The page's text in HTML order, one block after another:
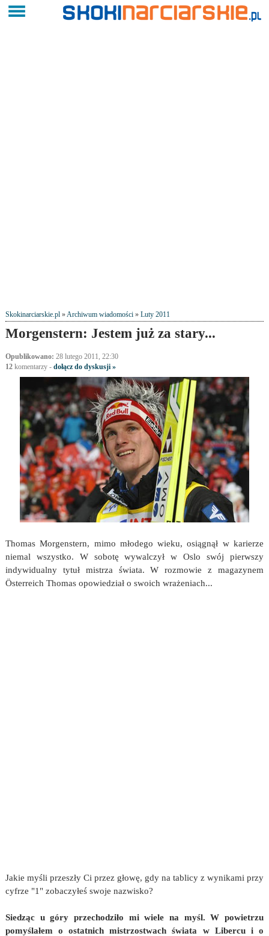
Skokinarciarskie.pl»Archiwum wiadomości» Luty 2011
Morgenstern: Jestem już za stary...
Opublikowano: 28 lutego 2011, 22:30
12komentarzy- dołącz do dyskusji »
Thomas Morgenstern, mimo młodego wieku, osiągnął w karierze
niemal wszystko. W sobotę wywalczył w Oslo swój pierwszy
indywidualny tytuł mistrza świata. W rozmowie z magazynem
Österreich Thomas opowiedział o swoich wrażeniach...
Jakie myśli przeszły Ci przez głowę, gdy na tablicy z wynikami przy
cyfrze "1" zobaczyłeś swoje nazwisko?
Siedząc u góry przechodziło mi wiele na myśl. W powietrzu
pomyślałem o ostatnich mistrzostwach świata w Libercu i o